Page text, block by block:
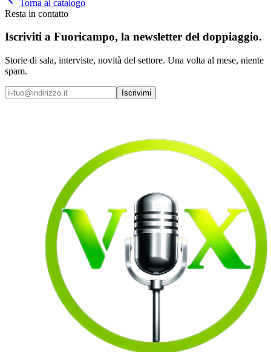
Torna al catalogo
Resta in contatto
Iscriviti a Fuoricampo, la newsletter del doppiaggio.
Storie di sala, interviste, novità del settore. Una volta al mese, niente
spam.
Iscrivimi